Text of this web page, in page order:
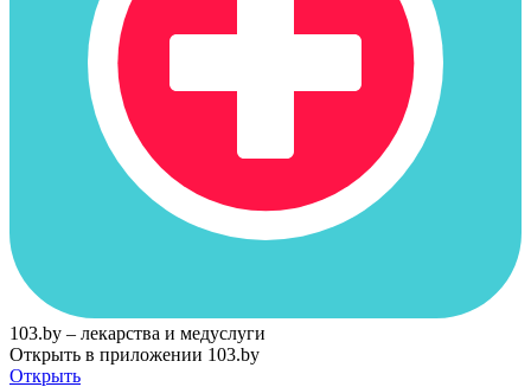
103.by – лекарства и медуслуги
Открыть в приложении 103.by
Открыть